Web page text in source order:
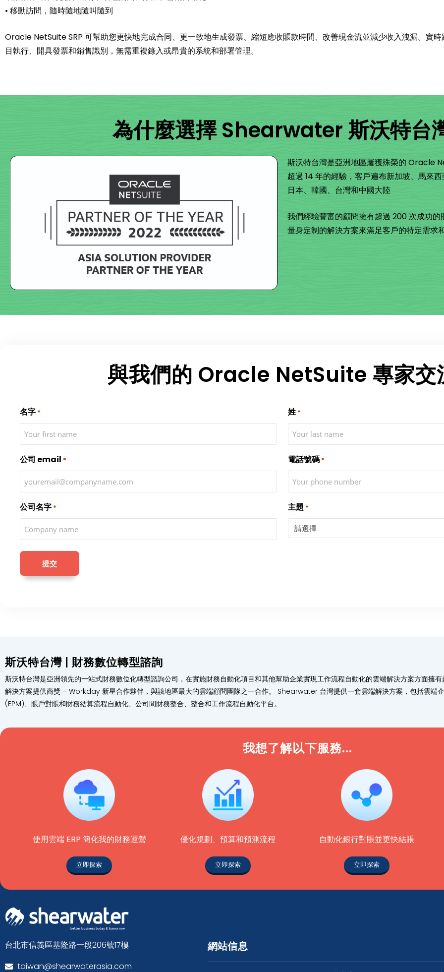
• 移動訪問，隨時隨地隨叫隨到
Oracle NetSuite SRP 可幫助您更快地完成合同、更一致地生成發票、縮短應收賬款時間、改善現金流並減少收入洩漏。實
目執行、開具發票和銷售識別，無需重複錄入或昂貴的系統和部署管理。
為什麼選擇 Shearwater 斯沃特台
斯沃特台灣是亞洲地區屢獲殊榮的 Oracle
超過 14 年的經驗，客戶遍布新加坡、馬來
日本、韓國、台灣和中國大陸
我們經驗豐富的顧問擁有超過 200 次成功
量身定制的解決方案來滿足客戶的特定需求
與我們的 Oracle NetSuite 專家交
名字 * 姓 *
公司 email * 電話號碼 *
公司名字 * 主題 *
斯沃特台灣 | 財務數位轉型諮詢
斯沃特台灣是亞洲領先的一站式財務數位化轉型諮詢公司，在實施財務自動化項目和其他幫助企業實現工作流程自動化的雲端解決方案方面擁
解決方案提供商獎 – Workday 新星合作夥伴，與該地區最大的雲端顧問團隊之一合作。 Shearwater 台灣提供一套雲端解決方案，包括雲端
(EPM)、賬戶對賬和財務結算流程自動化、公司間財務整合、整合和工作流程自動化平台。
我想了解以下服務...
使用雲端 ERP 簡化我的財務運營
立即探索
優化規劃、預算和預測流程
立即探索
自動化銀行對賬並更快結賬
立即探索
台北市信義區基隆路一段206號17樓
taiwan@shearwaterasia.com
網站信息